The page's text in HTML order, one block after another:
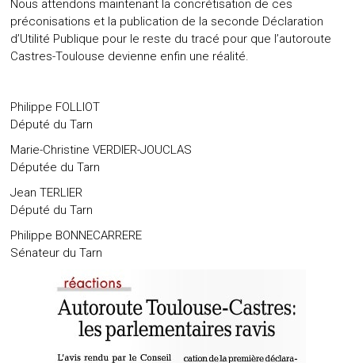
Nous attendons maintenant la concrétisation de ces
préconisations et la publication de la seconde Déclaration
d’Utilité Publique pour le reste du tracé pour que l’autoroute
Castres-Toulouse devienne enfin une réalité.
Philippe FOLLIOT
Député du Tarn
Marie-Christine VERDIER-JOUCLAS
Députée du Tarn
Jean TERLIER
Député du Tarn
Philippe BONNECARRERE
Sénateur du Tarn